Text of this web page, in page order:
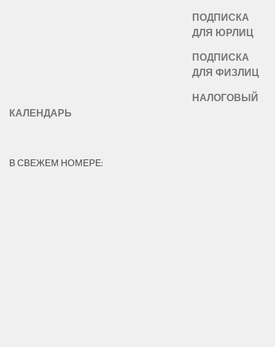
ПОДПИСКА
ДЛЯ ЮРЛИЦ
ПОДПИСКА
ДЛЯ ФИЗЛИЦ
НАЛОГОВЫЙ
КАЛЕНДАРЬ
В СВЕЖЕМ НОМЕРЕ: